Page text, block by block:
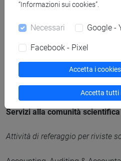
Europe” (GAIN), 2021.
Progetto di ricerca
Fondazione Giangiacomo
Servizi alla comunità scientifica
Attività di referaggio per riviste
“Informazioni sui cookies”.
Necessari Google -
Facebook - Pixel
Accetta i
Accetta tutti